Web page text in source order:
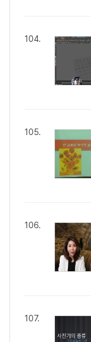
104.
105.
106.
107.